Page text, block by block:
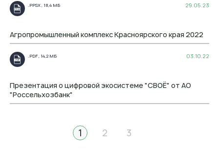
29.05.23
.PPSX
.PPSX , 18,4 МБ
Агропромышленный комплекс Красноярского края 2022
03.10.22
.PDF
.PDF , 14,2 МБ
Презентация о цифровой экосистеме "СВОЁ" от АО
"Россельхозбанк"
1 2 3